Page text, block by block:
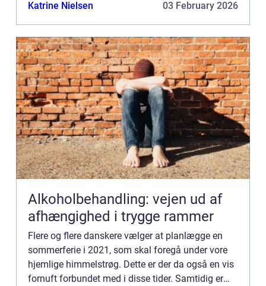
Katrine Nielsen 03 February 2026
Alkoholbehandling: vejen ud af
afhængighed i trygge rammer
Flere og flere danskere vælger at planlægge en
sommerferie i 2021, som skal foregå under vore
hjemlige himmelstrøg. Dette er der da også en vis
fornuft forbundet med i disse tider. Samtidig er